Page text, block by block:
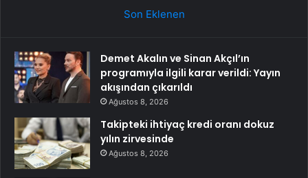
Son Eklenen
Demet Akalın ve Sinan Akçıl’ın
programıyla ilgili karar verildi: Yayın
akışından çıkarıldı
Ağustos 8, 2026
Takipteki ihtiyaç kredi oranı dokuz
yılın zirvesinde
Ağustos 8, 2026